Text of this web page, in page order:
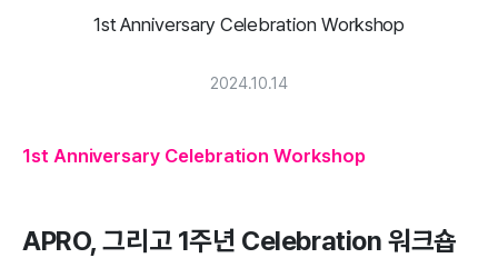
1st Anniversary Celebration Workshop
2024.10.14
1st Anniversary Celebration Workshop
APRO, 그리고 1주년 Celebration 워크숍